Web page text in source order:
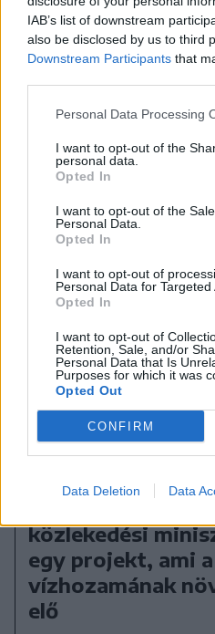
IAB’s list of downstream
also be disclosed by us to third
Downstream Participants that
Personal Data Processing
I want to opt-out of the
personal data.
Opted In
I want to opt-out of the
Personal Data.
Opted In
I want to opt-out of
Personal Data for Targeted
Opted In
I want to opt-out of
Retention, Sale, and/or
Personal Data that Is
Purposes for which it was
Opted Out
CONFIRM
Data Deletion Data
Villamosenergia-
enyhítéséről
közlekedési
egy projekt, ami
vízhozamának
elő